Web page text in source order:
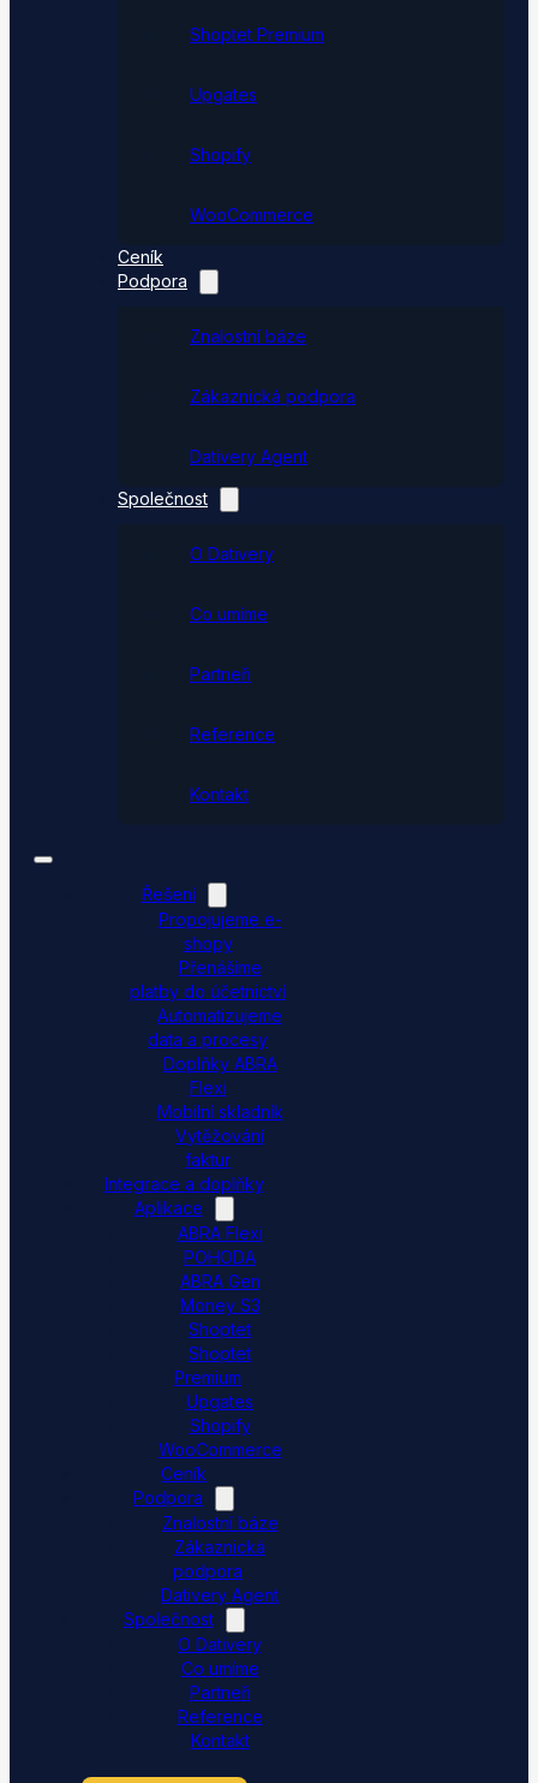
Shoptet Premium
Upgates
Shopify
WooCommerce
Ceník
Podpora
Znalostní báze
Zákaznická podpora
Dativery Agent
Společnost
O Dativery
Co umíme
Partneři
Reference
Kontakt
Řešení
Propojujeme e-
shopy
Přenášíme
platby do účetnictví
Automatizujeme
data a procesy
Doplňky ABRA
Flexi
Mobilní skladník
Vytěžování
faktur
Integrace a doplňky
Aplikace
ABRA Flexi
POHODA
ABRA Gen
Money S3
Shoptet
Shoptet
Premium
Upgates
Shopify
WooCommerce
Ceník
Podpora
Znalostní báze
Zákaznická
podpora
Dativery Agent
Společnost
O Dativery
Co umíme
Partneři
Reference
Kontakt